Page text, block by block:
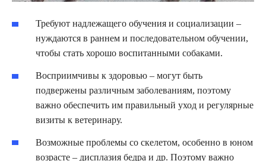
Требуют надлежащего обучения и социализации –
нуждаются в раннем и последовательном обучении,
чтобы стать хорошо воспитанными собаками.
Восприимчивы к здоровью – могут быть
подвержены различным заболеваниям, поэтому
важно обеспечить им правильный уход и регулярные
визиты к ветеринару.
Возможные проблемы со скелетом, особенно в юном
возрасте – дисплазия бедра и др. Поэтому важно